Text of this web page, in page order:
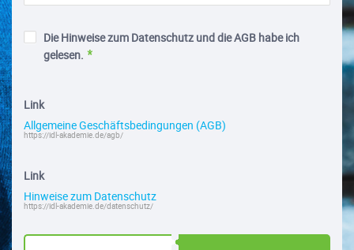
Die Hinweise zum Datenschutz und die AGB habe ich
gelesen.
Link
Allgemeine Geschäftsbedingungen (AGB)
https://idl-akademie.de/agb/
Link
Hinweise zum Datenschutz
https://idl-akademie.de/datenschutz/